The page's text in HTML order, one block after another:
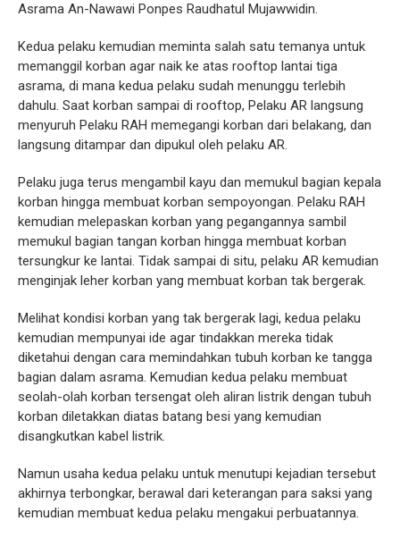
Asrama An-Nawawi Ponpes Raudhatul Mujawwidin.
Kedua pelaku kemudian meminta salah satu temanya untuk
memanggil korban agar naik ke atas rooftop lantai tiga
asrama, di mana kedua pelaku sudah menunggu terlebih
dahulu. Saat korban sampai di rooftop, Pelaku AR langsung
menyuruh Pelaku RAH memegangi korban dari belakang, dan
langsung ditampar dan dipukul oleh pelaku AR.
Pelaku juga terus mengambil kayu dan memukul bagian kepala
korban hingga membuat korban sempoyongan. Pelaku RAH
kemudian melepaskan korban yang pegangannya sambil
memukul bagian tangan korban hingga membuat korban
tersungkur ke lantai. Tidak sampai di situ, pelaku AR kemudian
menginjak leher korban yang membuat korban tak bergerak.
Melihat kondisi korban yang tak bergerak lagi, kedua pelaku
kemudian mempunyai ide agar tindakkan mereka tidak
diketahui dengan cara memindahkan tubuh korban ke tangga
bagian dalam asrama. Kemudian kedua pelaku membuat
seolah-olah korban tersengat oleh aliran listrik dengan tubuh
korban diletakkan diatas batang besi yang kemudian
disangkutkan kabel listrik.
Namun usaha kedua pelaku untuk menutupi kejadian tersebut
akhirnya terbongkar, berawal dari keterangan para saksi yang
kemudian membuat kedua pelaku mengakui perbuatannya.